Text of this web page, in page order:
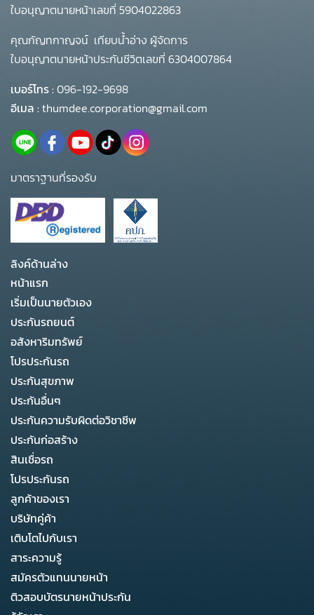
ใบอนุญาตนายหน้าเลขที่ 5904022863
คุณกัญทกาญจน์ เทียบน้ำอ่าง ผู้จัดการ
ใบอนุญาตนายหน้าประกันชีวิตเลขที่ 6304007864
เบอร์โทร :096-192-9698
อีเมล :thumdee.corporation@gmail.com
มาตราฐานที่รองรับ
ลิงค์ด้านล่าง
หน้าแรก
เริ่มเป็นนายตัวเอง
ประกันรถยนต์
อสังหาริมทรัพย์
โปรประกันรถ
ประกันสุขภาพ
ประกันอื่นๆ
ประกันความรับผิดต่อวิชาชีพ
ประกันก่อสร้าง
สินเชื่อรถ
โปรประกันรถ
ลูกค้าของเรา
บริษัทคู่ค้า
เติบโตไปกับเรา
สาระความรู้
สมัครตัวแทนนายหน้า
ติวสอบบัตรนายหน้าประกัน